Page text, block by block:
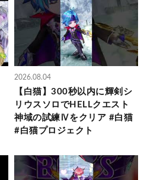
2026.08.04
【白猫】300秒以内に輝剣シ
リウスソロでHELLクエスト
神域の試練Ⅳをクリア #白猫
#白猫プロジェクト